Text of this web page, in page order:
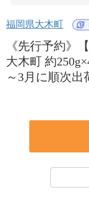
福岡県大木町
《先行予約》
大木町 約
～3月に順次出